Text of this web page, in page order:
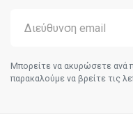
Μπορείτε να ακυρώσετε ανά
παρακαλούμε να βρείτε τις